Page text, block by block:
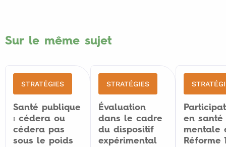
Sur le même sujet
STRATÉGIES
Santé publique
: cédera ou
cédera pas
sous le poids
STRATÉGIES
Évaluation
dans le cadre
du dispositif
expérimental
en santé
mentale
Réforme